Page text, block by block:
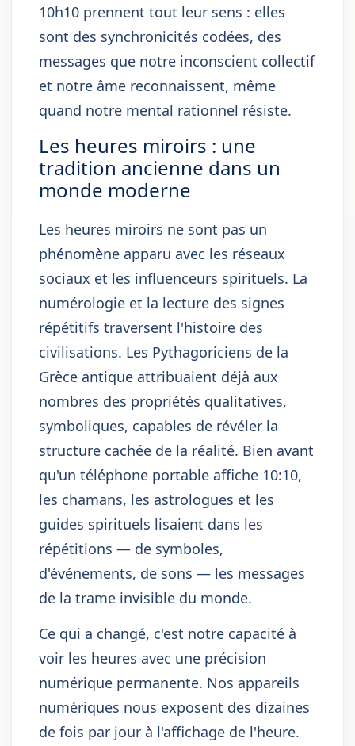
10h10 prennent tout leur sens : elles
sont des synchronicités codées, des
messages que notre inconscient collectif
et notre âme reconnaissent, même
quand notre mental rationnel résiste.
Les heures miroirs : une
tradition ancienne dans un
monde moderne
Les heures miroirs ne sont pas un
phénomène apparu avec les réseaux
sociaux et les influenceurs spirituels. La
numérologie et la lecture des signes
répétitifs traversent l'histoire des
civilisations. Les Pythagoriciens de la
Grèce antique attribuaient déjà aux
nombres des propriétés qualitatives,
symboliques, capables de révéler la
structure cachée de la réalité. Bien avant
qu'un téléphone portable affiche 10:10,
les chamans, les astrologues et les
guides spirituels lisaient dans les
répétitions — de symboles,
d'événements, de sons — les messages
de la trame invisible du monde.
Ce qui a changé, c'est notre capacité à
voir les heures avec une précision
numérique permanente. Nos appareils
numériques nous exposent des dizaines
de fois par jour à l'affichage de l'heure.